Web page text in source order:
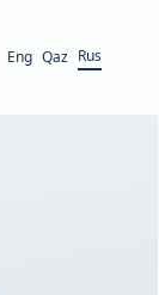
Eng Qaz Rus